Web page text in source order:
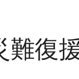
難復